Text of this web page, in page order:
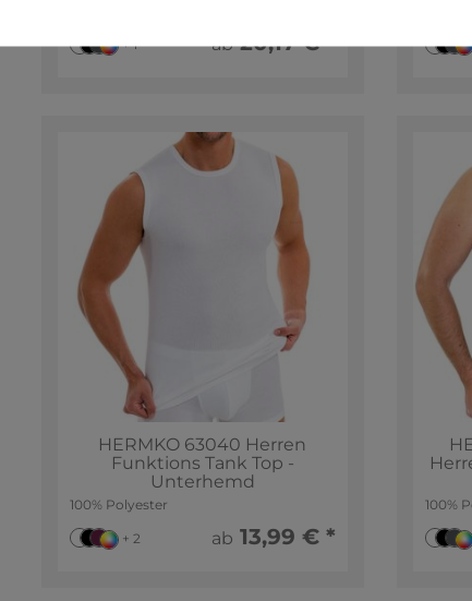
+ 1 ab20,17 € *
HERMKO 63040 Herren
Funktions Tank Top -
Unterhemd
100% Polyester
+ 2 ab 13,99 € *
100%